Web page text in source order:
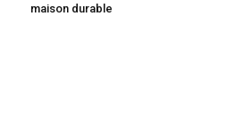
maison durable